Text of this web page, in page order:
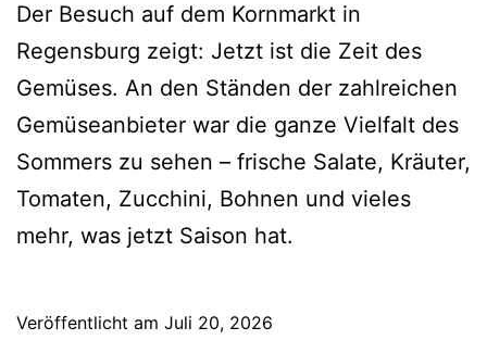
Der Besuch auf dem Kornmarkt in
Regensburg zeigt: Jetzt ist die Zeit des
Gemüses. An den Ständen der zahlreichen
Gemüseanbieter war die ganze Vielfalt des
Sommers zu sehen – frische Salate, Kräuter,
Tomaten, Zucchini, Bohnen und vieles
mehr, was jetzt Saison hat.
Veröffentlicht am Juli 20, 2026